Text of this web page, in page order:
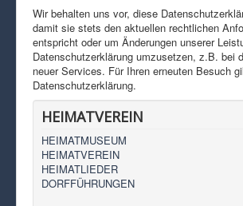
Wir behalten uns vor, diese
damit sie stets den aktuellen rechtlichen
entspricht oder um Änderungen unserer
Datenschutzerklärung umzusetzen, z.B. bei
neuer Services. Für Ihren erneuten Besuch
Datenschutzerklärung.
HEIMATVEREIN
HEIMATMUSEUM
HEIMATVEREIN
HEIMATLIEDER
DORFFÜHRUNGEN